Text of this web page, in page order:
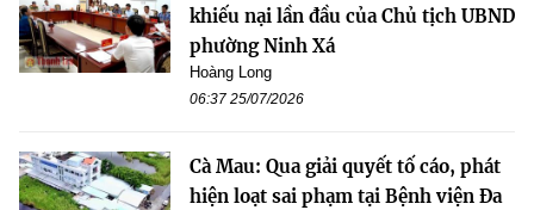
khiếu nại lần đầu của Chủ tịch UBND
phường Ninh Xá
Hoàng Long
06:37 25/07/2026
Cà Mau: Qua giải quyết tố cáo, phát
hiện loạt sai phạm tại Bệnh viện Đa